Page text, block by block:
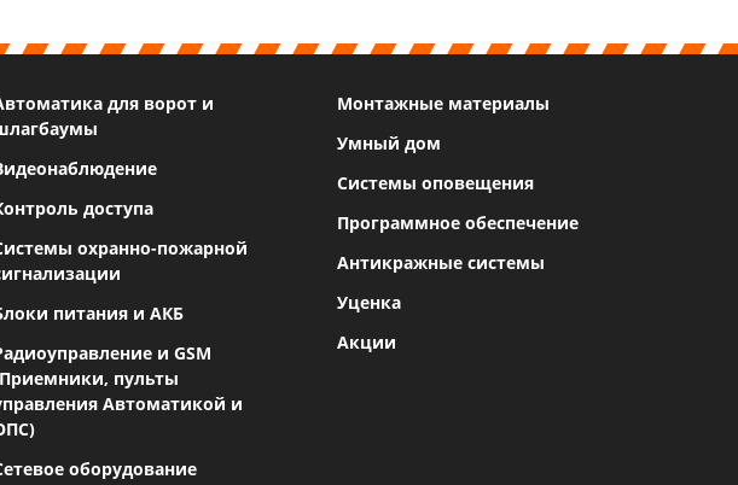
для ворот и
доступа
охранно-пожарной
питания и АКБ
и GSM
пульты
Автоматикой и
оборудование
Монтажные материалы
Умный дом
Системы оповещения
Программное обеспечение
Антикражные системы
Уценка
Акции